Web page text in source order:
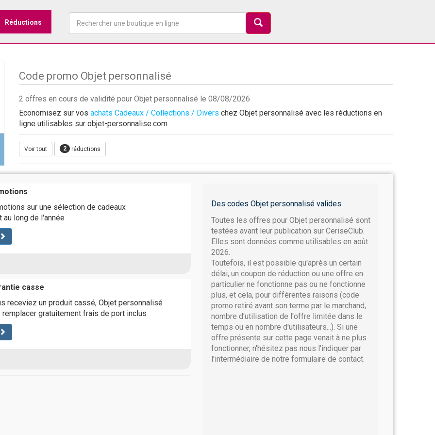
Réductions
Code promo Objet personnalisé
2 offres en cours de validité pour Objet personnalisé le 08/08/2026
Economisez sur vos achats Cadeaux / Collections / Divers chez Objet personnalisé avec les réductions en
ligne utilisables sur objet-personnalise.com
Voir tout 2 réductions
sur une sélection de cadeaux
long de l'année
casse
receviez un produit cassé, Objet personnalisé
gratuitement frais de port inclus
Des codes Objet personnalisé valides
Toutes les offres pour Objet personnalisé sont
testées avant leur publication sur CeriseClub.
Elles sont données comme utilisables en août
2026.
Toutefois, il est possible qu'après un certain
délai, un coupon de réduction ou une offre en
particulier ne fonctionne pas ou ne fonctionne
plus, et cela, pour différentes raisons (code
promo retiré avant son terme par le marchand,
nombre d'utilisation de l'offre limitée dans le
temps ou en nombre d'utilisateurs...). Si une
offre présente sur cette page venait à ne plus
fonctionner, n'hésitez pas nous l'indiquer par
l'intermédiaire de notre formulaire de contact.